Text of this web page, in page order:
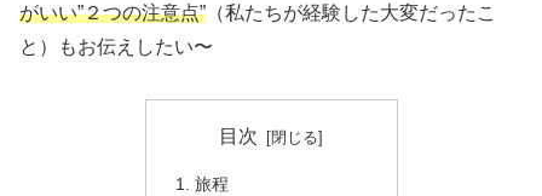
がいい”２つの注意点” （私たちが経験した大変だったこ
と）もお伝えしたい〜
目次
旅程